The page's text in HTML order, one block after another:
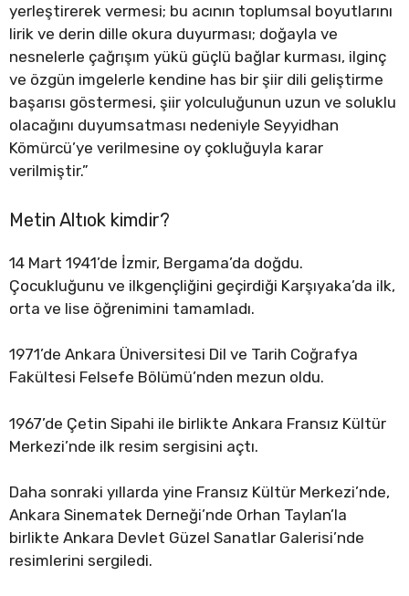
yerleştirerek vermesi; bu acının toplumsal boyutlarını
lirik ve derin dille okura duyurması; doğayla ve
nesnelerle çağrışım yükü güçlü bağlar kurması, ilginç
ve özgün imgelerle kendine has bir şiir dili geliştirme
başarısı göstermesi, şiir yolculuğunun uzun ve soluklu
olacağını duyumsatması nedeniyle Seyyidhan
Kömürcü’ye verilmesine oy çokluğuyla karar
verilmiştir.”
Metin Altıok kimdir?
14 Mart 1941’de İzmir, Bergama’da doğdu.
Çocukluğunu ve ilkgençliğini geçirdiği Karşıyaka’da ilk,
orta ve lise öğrenimini tamamladı.
1971’de Ankara Üniversitesi Dil ve Tarih Coğrafya
Fakültesi Felsefe Bölümü’nden mezun oldu.
1967’de Çetin Sipahi ile birlikte Ankara Fransız Kültür
Merkezi’nde ilk resim sergisini açtı.
Daha sonraki yıllarda yine Fransız Kültür Merkezi’nde,
Ankara Sinematek Derneği’nde Orhan Taylan’la
birlikte Ankara Devlet Güzel Sanatlar Galerisi’nde
resimlerini sergiledi.